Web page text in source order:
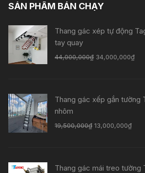
SẢN PHẨM BÁN CHẠY
Thang gác xép tự động
tay quay
44,000,000₫ 34,000,000₫
Thang gác xếp gắn tường
nhôm
19,500,000₫ 13,000,000₫
Thang gác mái treo tường